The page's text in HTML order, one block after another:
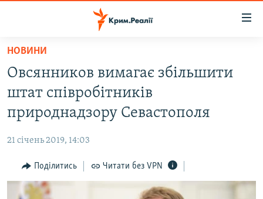
Перейти
основного
матеріалу
до
основної
Перейти
до
пошуку
ВІДЕО ТА ФОТО
БЛОГИ
ПОГЛЯД
ІНТЕРВ'Ю
НОВИНИ
Овсянников вимагає збільшити
штат співробітників
природнадзору Севастополя
21 січень 2019, 14:03
Поділитись Читати без VPN